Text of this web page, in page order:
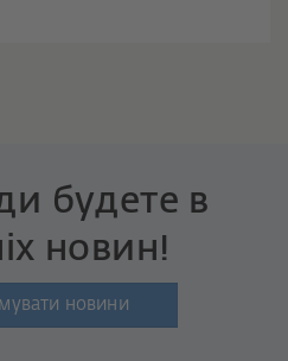
будете в
новин!
новини